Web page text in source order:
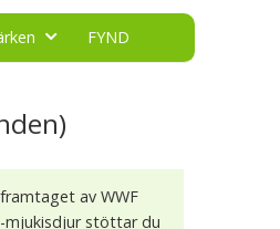
FYND
av WWF
mjukisdjur stöttar du